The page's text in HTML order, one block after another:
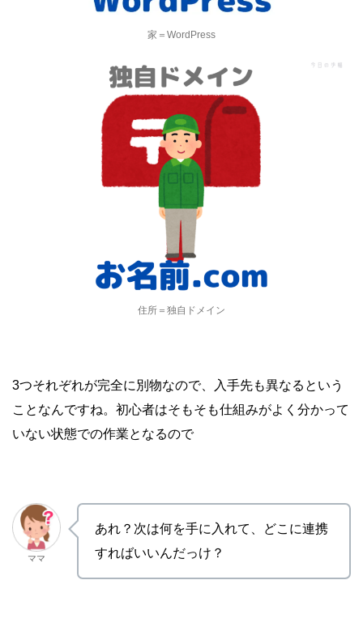
家＝WordPress
住所＝独自ドメイン
3つそれぞれが完全に別物なので、入手先も異なるという
ことなんですね。初心者はそもそも仕組みがよく分かって
いない状態での作業となるので
ママ
あれ？次は何を手に入れて、どこに連携
すればいいんだっけ？